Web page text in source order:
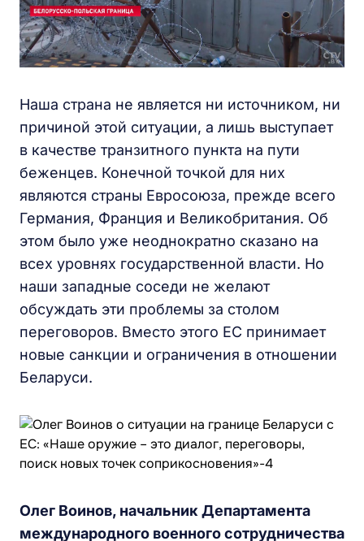
Наша страна не является ни источником, ни
причиной этой ситуации, а лишь выступает
в качестве транзитного пункта на пути
беженцев. Конечной точкой для них
являются страны Евросоюза, прежде всего
Германия, Франция и Великобритания. Об
этом было уже неоднократно сказано на
всех уровнях государственной власти. Но
наши западные соседи не желают
обсуждать эти проблемы за столом
переговоров. Вместо этого ЕС принимает
новые санкции и ограничения в отношении
Беларуси.
Олег Воинов, начальник Департамента
международного военного сотрудничества